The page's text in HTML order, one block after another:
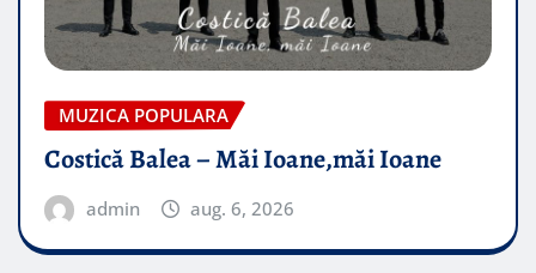
MUZICA POPULARA
Costică Balea – Măi Ioane,măi Ioane
admin aug. 6, 2026